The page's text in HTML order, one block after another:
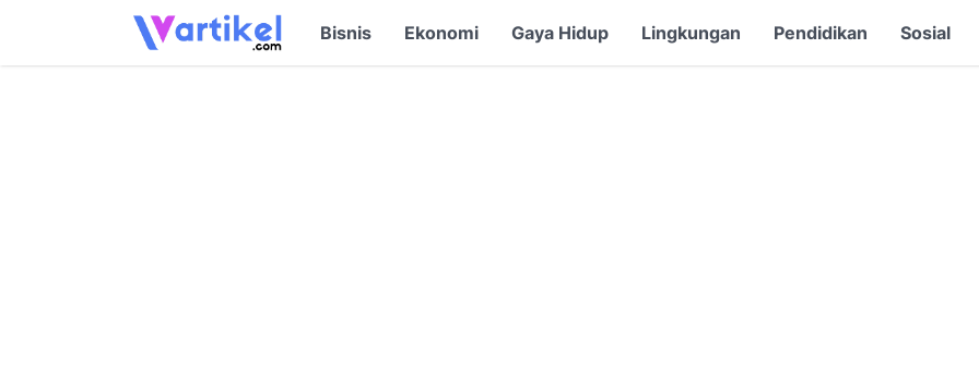
Bisnis Ekonomi Gaya Hidup Lingkungan Pendidikan Sosial